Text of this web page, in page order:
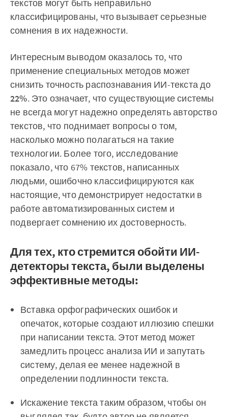
текстов могут быть неправильно
классифицированы, что вызывает серьезные
сомнения в их надежности.
Интересным выводом оказалось то, что
применение специальных методов может
снизить точность распознавания ИИ-текста до
22%. Это означает, что существующие системы
не всегда могут надежно определять авторство
текстов, что поднимает вопросы о том,
насколько можно полагаться на такие
технологии. Более того, исследование
показало, что 67% текстов, написанных
людьми, ошибочно классифицируются как
настоящие, что демонстрирует недостатки в
работе автоматизированных систем и
подвергает сомнению их достоверность.
Для тех, кто стремится обойти ИИ-
детекторы текста, были выделены
эффективные методы:
Вставка орфографических ошибок и
опечаток, которые создают иллюзию спешки
при написании текста. Этот метод может
замедлить процесс анализа ИИ и запутать
систему, делая ее менее надежной в
определении подлинности текста.
Искажение текста таким образом, чтобы он